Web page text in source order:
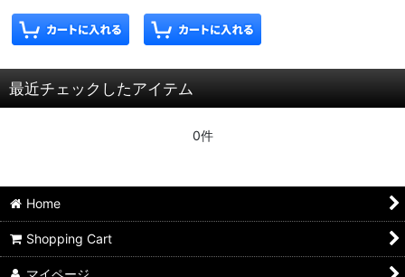
最近チェックしたアイテム
0件
Home
Shopping Cart
マイページ